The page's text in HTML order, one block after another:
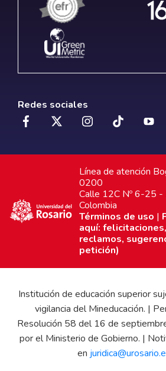
Redes sociales
Línea de atención
0200
Calle 12C Nº 6-25 -
Colombia
Términos de uso |
aquí:
reclamos,
petición)
Institución de educación superior
vigilancia del Mineducación. |
Resolución 58 del 16 de
por el Ministerio de Gobierno. |
en